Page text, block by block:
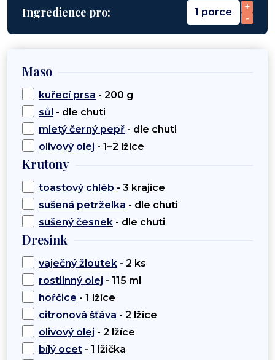
Ingredience pro: 1 porce
+
-
Maso
kuřecí prsa - 200 g
sůl - dle chuti
mletý černý pepř - dle chuti
olivový olej - 1–2 lžíce
Krutony
toastový chléb - 3 krajíce
sušená petrželka - dle chuti
sušený česnek - dle chuti
Dresink
vaječný žloutek - 2 ks
rostlinný olej - 115 ml
hořčice - 1 lžíce
citronová šťáva - 2 lžíce
olivový olej - 2 lžíce
bílý ocet - 1 lžička